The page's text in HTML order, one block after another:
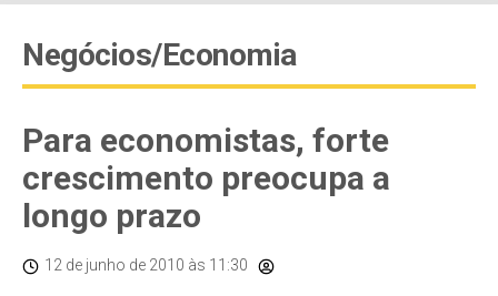
Negócios/Economia
Para economistas, forte
crescimento preocupa a
longo prazo
12 de junho de 2010 às 11:30